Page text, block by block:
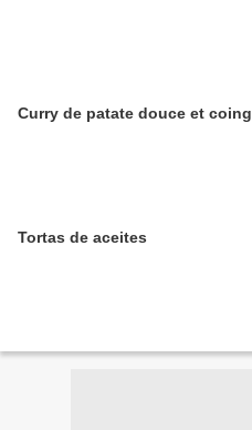
Curry de patate douce et coing
Tortas de aceites